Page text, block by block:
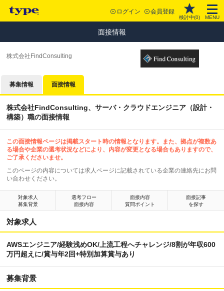
ログイン 会員登録
検討中(0) MENU
面接情報
株式会社FindConsulting
募集情報 面接情報
株式会社FindConsulting、サーバ・クラウドエンジニア（設計・
構築）職の面接情報
この面接情報ページは掲載スタート時の情報となります。また、拠点が複数あ
る場合や企業の選考状況などにより、内容が変更となる場合もありますので、
ご了承くださいませ。
このページの内容については求人ページに記載されている企業の連絡先にお問
い合わせください。
対象求人
募集背景
選考フロー
面接内容
面接内容
質問ポイント
面接記事
を探す
対象求人
AWSエンジニア/経験浅めOK/上流工程へチャレンジ/8割が年収600
万円超えに/賞与年2回+特別加算賞与あり
募集背景